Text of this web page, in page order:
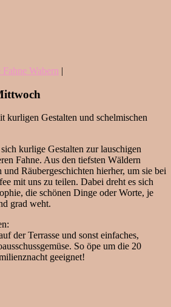
Fahne Wabern |
kurligen Gestalten und schelmischen
kurlige Gestalten zur lauschigen
Fahne. Aus den tiefsten Wäldern
und Räubergeschichten hierher, um sie bei
mit uns zu teilen. Dabei dreht es sich
die schönen Dinge oder Worte, je
grad weht.
der Terrasse und sonst einfaches,
So öpe um die 20
geeignet!